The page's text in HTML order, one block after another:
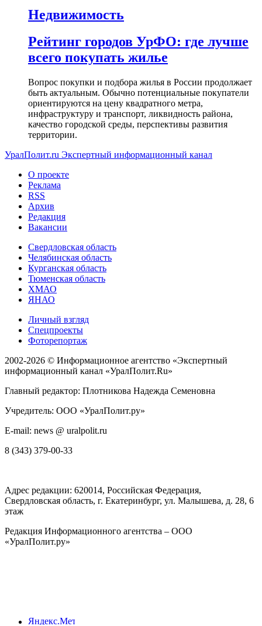
Недвижимость
Рейтинг городов УрФО: где лучше
всего покупать жилье
Вопрос покупки и подбора жилья в России продолжает
быть актуальным. Обычно потенциальные покупатели
ориентируются на цену квадратного метра,
инфраструктуру и транспорт, ликвидность района,
качество городской среды, перспективы развития
территории.
УралПолит.ru Экспертный информационный канал
О проекте
Реклама
RSS
Архив
Редакция
Вакансии
Свердловская область
Челябинская область
Курганская область
Тюменская область
ХМАО
ЯНАО
Личный взгляд
Спецпроекты
Фоторепортаж
2002-2026 © Информационное агентство «Экспертный
информационный канал «УралПолит.Ru»
Главный редактор: Плотникова Надежда Семеновна
Учредитель: ООО «УралПолит.ру»
E-mail: news @ uralpolit.ru
8 (343) 379-00-33
Адрес редакции: 620014, Российская Федерация,
Свердловская область, г. Екатеринбург, ул. Малышева, д. 28, 6
этаж
Редакция Информационного агентства – ООО
«УралПолит.ру»